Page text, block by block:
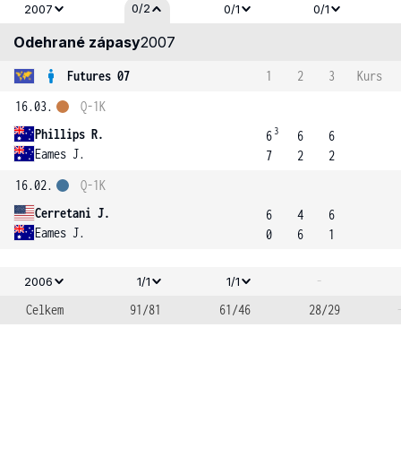
2007
0/2 0/1 0/1
Odehrané zápasy2007
Futures 07 1 2 3
Kurs
16.03.
Phillips R.
Eames J.
Q-1K
6 3
7
6
2
6
2
16.02.
Cerretani J.
Eames J.
Q-1K
6
0
4
6
6
1
2006 1/1 1/1
-
Celkem
91/81 61/46 28/29